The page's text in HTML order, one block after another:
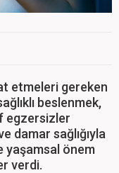
etmeleri gereken
beslenmek,
egzersizler
damar sağlığıyla
yaşamsal önem
verdi.